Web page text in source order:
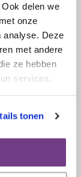
delen we
onze
analyse. Deze
met andere
ze hebben
services.
tonen
op